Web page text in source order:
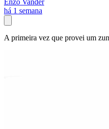
há 1 semana
A primeira vez que provei um